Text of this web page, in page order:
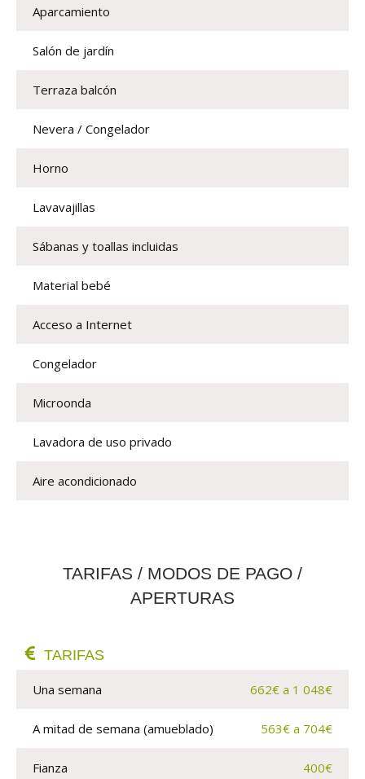
Aparcamiento
Salón de jardín
Terraza balcón
Nevera / Congelador
Horno
Lavavajillas
Sábanas y toallas incluidas
Material bebé
Acceso a Internet
Congelador
Microonda
Lavadora de uso privado
Aire acondicionado
TARIFAS / MODOS DE PAGO /
APERTURAS
TARIFAS
Una semana 662€ a 1 048€
A mitad de semana (amueblado) 563€ a 704€
Fianza 400€